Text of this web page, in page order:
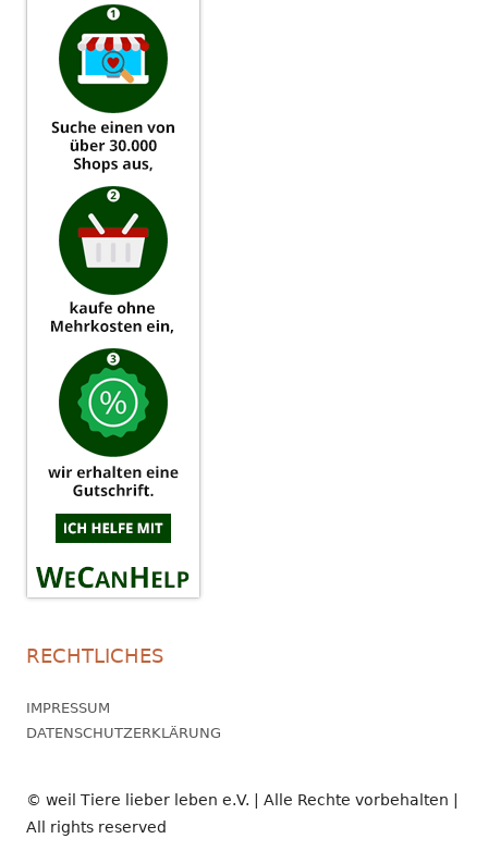
RECHTLICHES
IMPRESSUM
DATENSCHUTZERKLÄRUNG
© weil Tiere lieber leben e.V. | Alle Rechte vorbehalten |
All rights reserved